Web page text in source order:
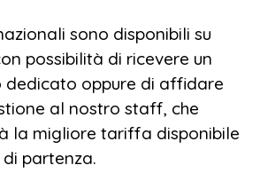
sono disponibili su
possibilità di ricevere un
dedicato oppure di affidare
al nostro staff, che
la migliore tariffa disponibile
partenza.